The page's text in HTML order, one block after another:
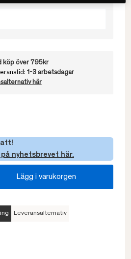
köp över 795kr
1-3 arbetsdagar
här
nyhetsbrevet här.
Lägg i varukorgen
Leveransalternativ